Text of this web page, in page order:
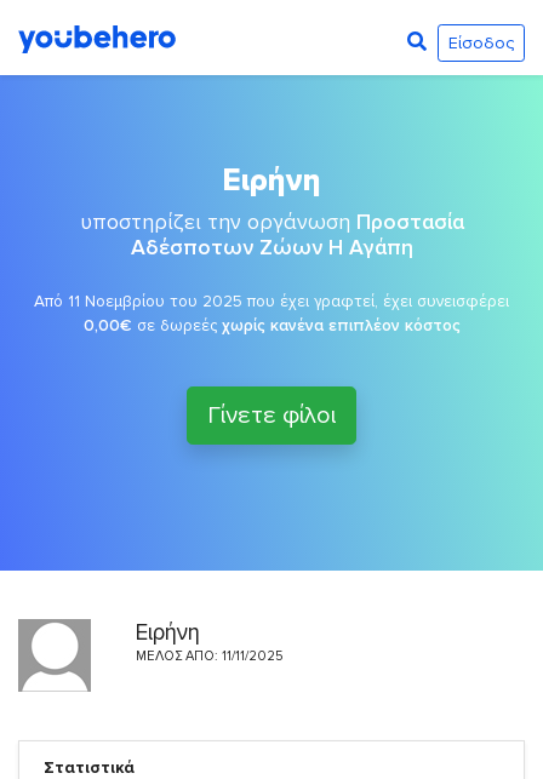
Είσοδος
Ειρήνη
υποστηρίζει την οργάνωση Προστασία
Αδέσποτων Ζώων Η Αγάπη
Από 11 Νοεμβρίου του 2025 που έχει γραφτεί, έχει συνεισφέρει
0,00€ σε δωρεές χωρίς κανένα επιπλέον κόστος
Γίνετε φίλοι
Ειρήνη
ΜΈΛΟΣ ΑΠΌ: 11/11/2025
Στατιστικά